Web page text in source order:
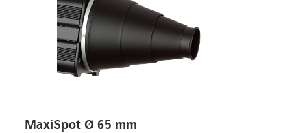
MaxiSpot Ø 65 mm